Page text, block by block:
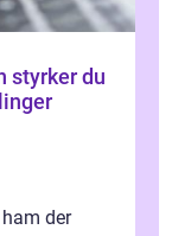
styrker du
der